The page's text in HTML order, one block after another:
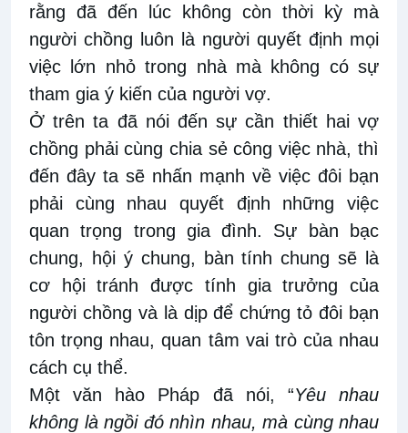
rằng đã đến lúc không còn thời kỳ mà
người chồng luôn là người quyết định mọi
việc lớn nhỏ trong nhà mà không có sự
tham gia ý kiến của người vợ.
Ở trên ta đã nói đến sự cần thiết hai vợ
chồng phải cùng chia sẻ công việc nhà, thì
đến đây ta sẽ nhấn mạnh về việc đôi bạn
phải cùng nhau quyết định những việc
quan trọng trong gia đình. Sự bàn bạc
chung, hội ý chung, bàn tính chung sẽ là
cơ hội tránh được tính gia trưởng của
người chồng và là dịp để chứng tỏ đôi bạn
tôn trọng nhau, quan tâm vai trò của nhau
cách cụ thể.
Một văn hào Pháp đã nói, “Yêu nhau
không là ngồi đó nhìn nhau, mà cùng nhau